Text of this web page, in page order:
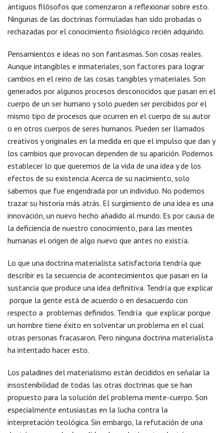
antiguos filósofos que comenzaron a reflexionar sobre esto.
Ningunas de las doctrinas formuladas han sido probadas o
rechazadas por el conocimiento fisiológico recién adquirido.
Pensamientos e ideas no son fantasmas. Son cosas reales.
Aunque intangibles e inmateriales, son factores para lograr
cambios en el reino de las cosas tangibles y materiales. Son
generados por algunos procesos desconocidos que pasan en el
cuerpo de un ser humano y solo pueden ser percibidos por el
mismo tipo de procesos que ocurren en el cuerpo de su autor
o en otros cuerpos de seres humanos. Pueden ser llamados
creativos y originales en la medida en que el impulso que dan y
los cambios que provocan dependen de su aparición. Podemos
establecer lo que queremos de la vida de una idea y de los
efectos de su existencia. Acerca de su nacimiento, solo
sabemos que fue engendrada por un individuo. No podemos
trazar su historia más atrás. El surgimiento de una idea es una
innovación, un nuevo hecho añadido al mundo. Es por causa de
la deficiencia de nuestro conocimiento, para las mentes
humanas el origen de algo nuevo que antes no existía.
Lo que una doctrina materialista satisfactoria tendría que
describir es la secuencia de acontecimientos que pasan en la
sustancia que produce una idea definitiva. Tendría que explicar
porque la gente está de acuerdo o en desacuerdo con
respecto a problemas definidos. Tendría que explicar porque
un hombre tiene éxito en solventar un problema en el cual
otras personas fracasaron. Pero ninguna doctrina materialista
ha intentado hacer esto.
Los paladines del materialismo están decididos en señalar la
insostenibilidad de todas las otras doctrinas que se han
propuesto para la solución del problema mente-cuerpo. Son
especialmente entusiastas en la lucha contra la
interpretación teológica. Sin embargo, la refutación de una